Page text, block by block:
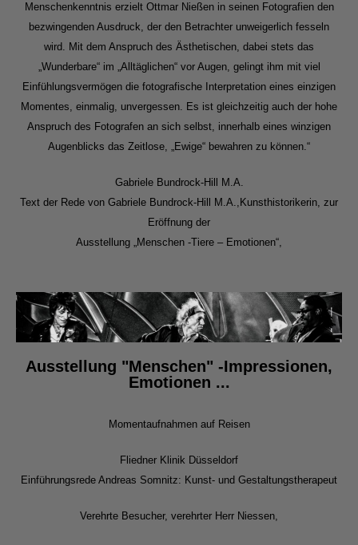
Menschenkenntnis erzielt Ottmar Nießen in seinen Fotografien den
bezwingenden Ausdruck, der den Betrachter unweigerlich fesseln
wird. Mit dem Anspruch des Ästhetischen, dabei stets das
„Wunderbare“ im „Alltäglichen“ vor Augen, gelingt ihm mit viel
Einfühlungsvermögen die fotografische Interpretation eines einzigen
Momentes, einmalig, unvergessen. Es ist gleichzeitig auch der hohe
Anspruch des Fotografen an sich selbst, innerhalb eines winzigen
Augenblicks das Zeitlose, „Ewige“ bewahren zu können.“
Gabriele Bundrock-Hill M.A.
Text der Rede von Gabriele Bundrock-Hill M.A.,Kunsthistorikerin, zur
Eröffnung der
Ausstellung „Menschen -Tiere – Emotionen“,
Ausstellung "Menschen" -Impressionen,
Emotionen ...
Momentaufnahmen auf Reisen
Fliedner Klinik Düsseldorf
Einführungsrede Andreas Somnitz: Kunst- und Gestaltungstherapeut
Verehrte Besucher, verehrter Herr Niessen,